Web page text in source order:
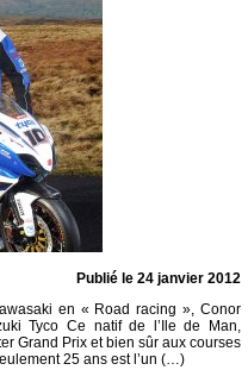
Publié le 24 janvier 2012
en « Road racing », Conor
Tyco Ce natif de l’Ile de Man,
Grand Prix et bien sûr aux courses
25 ans est l’un (…)